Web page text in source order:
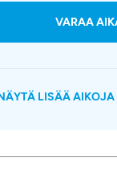
VARAA
LISÄÄ AIKOJA